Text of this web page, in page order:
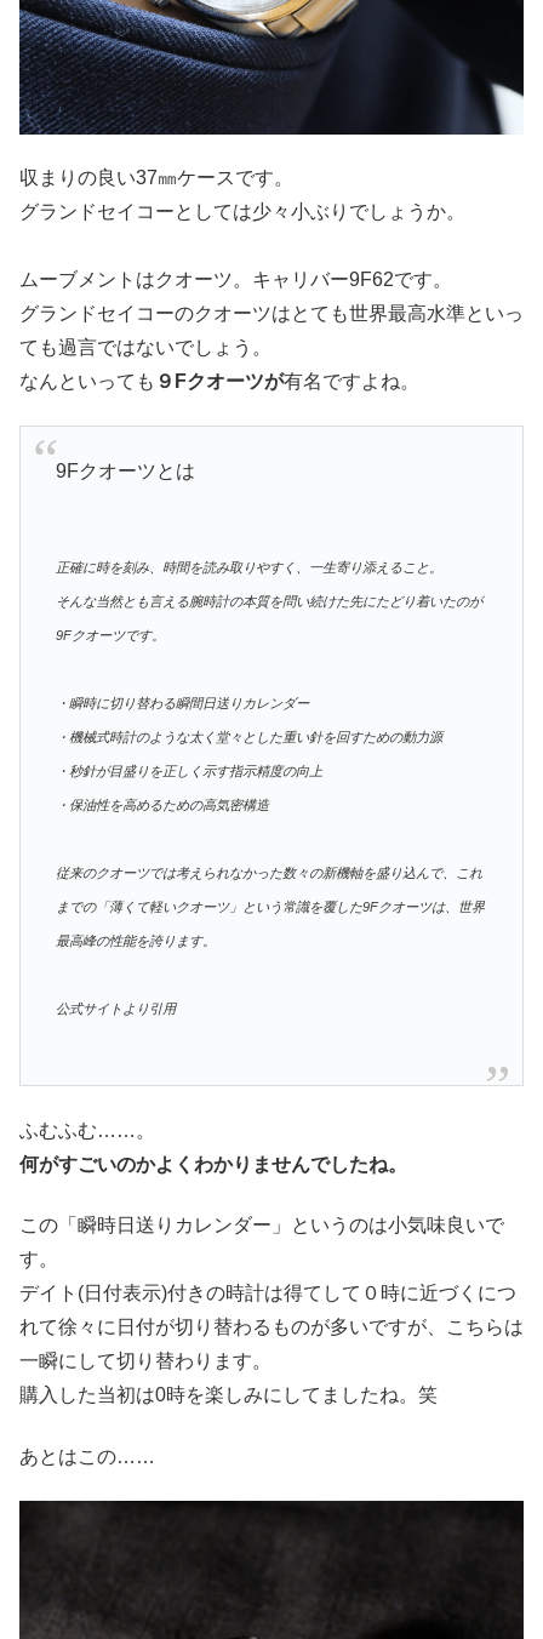
収まりの良い37㎜ケースです。
グランドセイコーとしては少々小ぶりでしょうか。
ムーブメントはクオーツ。キャリバー9F62です。
グランドセイコーのクオーツはとても世界最高水準といっ
ても過言ではないでしょう。
なんといっても ９Fクオーツが有名ですよね。
9Fクオーツとは
正確に時を刻み、時間を読み取りやすく、一生寄り添えること。
そんな当然とも言える腕時計の本質を問い続けた先にたどり着いたのが
9Fクオーツです。
・瞬時に切り替わる瞬間日送りカレンダー
・機械式時計のような太く堂々とした重い針を回すための動力源
・秒針が目盛りを正しく示す指示精度の向上
・保油性を高めるための高気密構造
従来のクオーツでは考えられなかった数々の新機軸を盛り込んで、これ
までの「薄くて軽いクオーツ」という常識を覆した9Fクオーツは、世界
最高峰の性能を誇ります。
公式サイトより引用
ふむふむ……。
何がすごいのかよくわかりませんでしたね。
この「瞬時日送りカレンダー」というのは小気味良いで
す。
デイト(日付表示)付きの時計は得てして０時に近づくにつ
れて徐々に日付が切り替わるものが多いですが、こちらは
一瞬にして切り替わります。
購入した当初は0時を楽しみにしてましたね。笑
あとはこの……